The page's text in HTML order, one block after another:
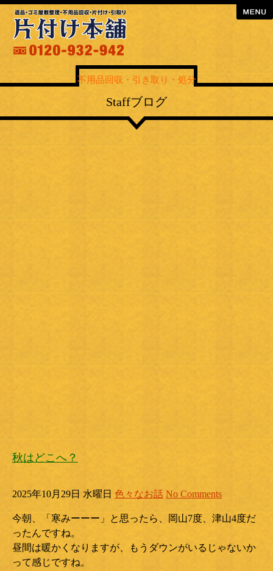
menu
不用品回収・引き取り・処分
Staffブログ
秋はどこへ？
2025年10月29日 水曜日 色々なお話 No Comments
今朝、「寒みーーー」と思ったら、岡山7度、津山4度だ
ったんですね。
昼間は暖かくなりますが、もうダウンがいるじゃないか
って感じですね。